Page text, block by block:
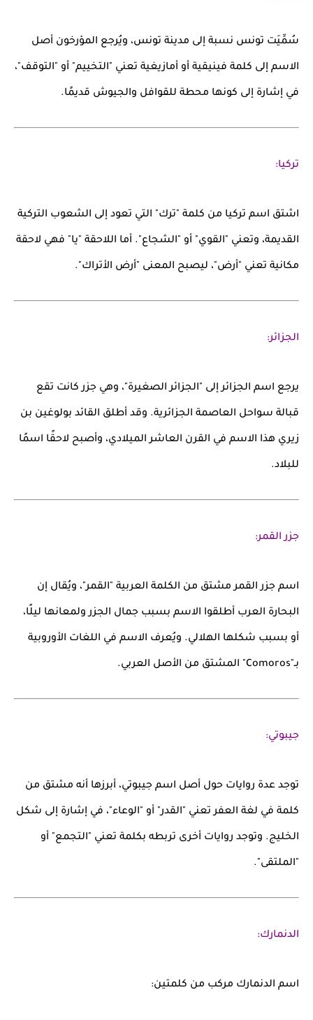
سُمِّيَت تونس نسبة إلى مدينة تونس، ويُرجع المؤرخون أصل
الاسم إلى كلمة فينيقية أو أمازيغية تعني "التخييم" أو "التوقف"،
في إشارة إلى كونها محطة للقوافل والجيوش قديمًا.
تركيا:
اشتق اسم تركيا من كلمة "ترك" التي تعود إلى الشعوب التركية
القديمة، وتعني "القوي" أو "الشجاع". أما اللاحقة "يا" فهي لاحقة
مكانية تعني "أرض"، ليصبح المعنى "أرض الأتراك".
الجزائر:
يرجع اسم الجزائرإلى "الجزائر الصغيرة"، وهي جزر كانت تقع
قبالة سواحل العاصمة الجزائرية. وقد أطلق القائد بولوغين بن
زيري هذا الاسم في القرن العاشر الميلادي، وأصبح لاحقًا اسمًا
للبلاد.
جزر القمر:
اسم جزر القمرمشتق من الكلمة العربية "القمر"، ويُقال إن
البحارة العرب أطلقوا الاسم بسبب جمال الجزر ولمعانها ليلًا،
أو بسبب شكلها الهلالي. ويُعرف الاسم في اللغات الأوروبية
بـ"Comoros" المشتق من الأصل العربي.
جيبوتي:
توجد عدة روايات حول أصل اسم جيبوتي، أبرزها أنه مشتق من
كلمة في لغة العفرتعني "القدر" أو "الوعاء"، في إشارة إلى شكل
الخليج. وتوجد روايات أخرى تربطه بكلمة تعني "التجمع" أو
"الملتقى".
الدنمارك:
اسم الدنمارك مركب من كلمتين: